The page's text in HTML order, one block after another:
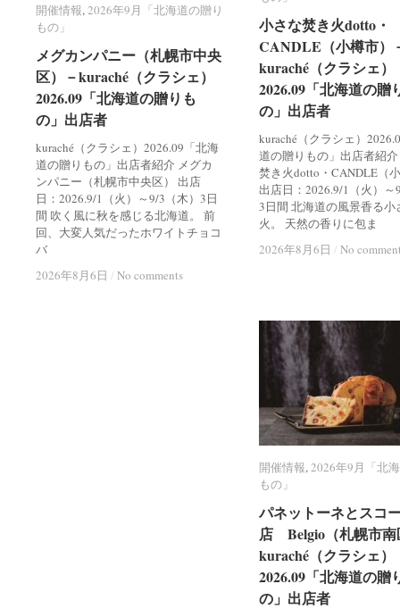
小さな焚き火dotto・
CANDLE（小樽市）
kuraché（クラシェ）
2026.09「北海道の贈
の」出店者
kuraché（クラシェ）
道の贈りもの」出店者紹
焚き火dotto・CANDLE（
出店日：2026.9/1（火）～
3日間 北海道の風景香る小
火。 天然の香りに包ま
2026年8月6日 / No
小さな焚き火dotto・
CANDLE（小樽市）
kuraché（クラシェ）
2026.09「北海道の贈
の」出店者
2026年8月6日 / No
開催情報,2026年9月「北海道の贈り
もの」
メグカンパニー（札幌市中央
区）－kuraché（クラシェ）
2026.09「北海道の贈りも
の」出店者
kuraché（クラシェ）2026.09「北海
道の贈りもの」出店者紹介 メグカ
ンパニー（札幌市中央区） 出店
日：2026.9/1（火）～9/3（木）3日
間 吹く風に秋を感じる北海道。 前
回、大変人気だったホワイトチョコ
バ
2026年8月6日 / No comments
開催情報 2026年9月「北海道の贈り
もの」
メグカンパニー（札幌市中央
区）－kuraché（クラシェ）
2026.09「北海道の贈りも
の」出店者
2026年8月6日 / No comments
開催情報,2026年9月「北
もの」
パネットーネとスコ
店 Belgio（札幌市南
kuraché（クラシェ）
2026.09「北海道の贈
の」出店者
開催情報 2026年9月「北
もの」
パネットーネとスコ
店 Belgio（札幌市南
kuraché（クラシェ）
2026.09「北海道の贈
の」出店者